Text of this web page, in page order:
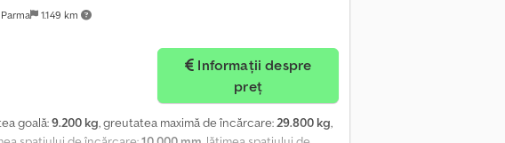
Parma 1.149 km
preț
goală:9.200 kg, greutatea maximă de încărcare:29.800 kg,
1
0
0